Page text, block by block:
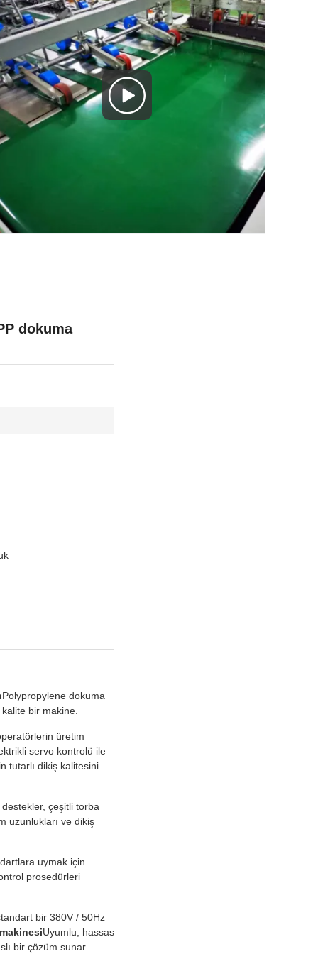
dokuma
Polypropylene dokuma
bir makine.
üretim
servo kontrolü ile
tutarlı dikiş kalitesini
çeşitli torba
uzunlukları ve dikiş
uymak için
prosedürleri
bir 380V / 50Hz
Uyumlu, hassas
bir çözüm sunar.